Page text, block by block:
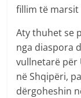
fillim të marsit
Aty thuhet se
nga diaspora
vullnetarë për
në Shqipëri,
dërgoheshin